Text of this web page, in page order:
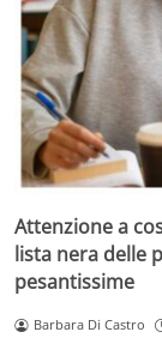
Attenzione a
lista nera delle
pesantissime
Barbara Di Castro